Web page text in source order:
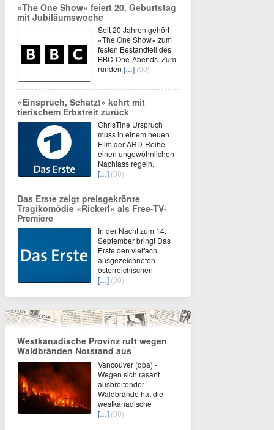
«The One Show» feiert 20. Geburtstag
mit Jubiläumswoche
Seit 20 Jahren gehört
«The One Show» zum
festen Bestandteil des
BBC-One-Abends. Zum
runden […] (00)
«Einspruch, Schatz!» kehrt mit
tierischem Erbstreit zurück
ChrisTine Urspruch
muss in einem neuen
Film der ARD-Reihe
einen ungewöhnlichen
Nachlass regeln.
[…] (00)
Das Erste zeigt preisgekrönte
Tragikomödie «Rickerl» als Free-TV-
Premiere
In der Nacht zum 14.
September bringt Das
Erste den vielfach
ausgezeichneten
österreichischen
[…] (00)
Westkanadische Provinz ruft wegen
Waldbränden Notstand aus
Vancouver (dpa) -
Wegen sich rasant
ausbreitender
Waldbrände hat die
westkanadische
[…] (00)